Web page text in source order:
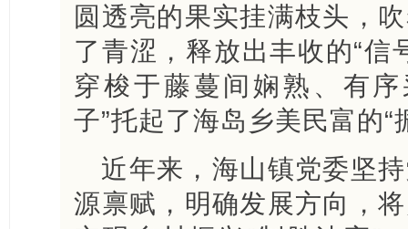
圆透亮的果实挂满枝头，
了青涩，释放出丰收的“信
穿梭于藤蔓间娴熟、有
子”托起了海岛乡美民富的“
近年来，海山镇党委坚
源禀赋，明确发展方向，